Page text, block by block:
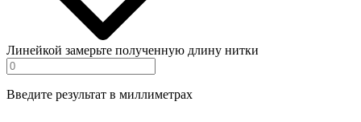
Линейкой замерьте полученную длину нитки
Введите результат в миллиметрах